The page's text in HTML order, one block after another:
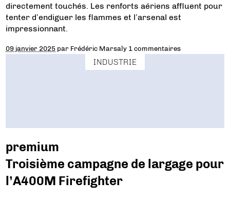
directement touchés. Les renforts aériens affluent pour
tenter d’endiguer les flammes et l’arsenal est
impressionnant.
09 janvier 2025 par Frédéric Marsaly 1 commentaires
INDUSTRIE
premium
Troisième campagne de largage pour
l’A400M Firefighter